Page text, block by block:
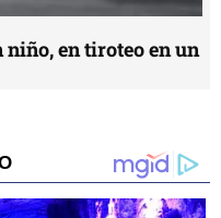
en tiroteo en un